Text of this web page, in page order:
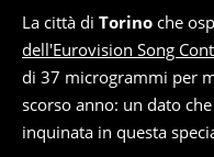
La città di Torino che
dell'Eurovision Song
di 37 microgrammi per
scorso anno: un dato
inquinata in questa